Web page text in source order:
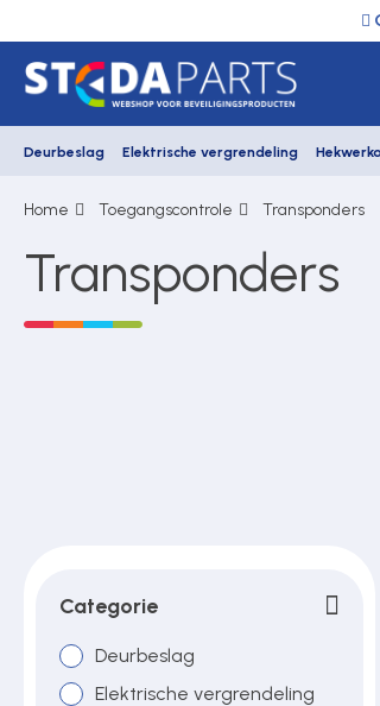
Deurbeslag Elektrische vergrendeling
Deurbeslag
Elektrische vergrendeling
Pulsgevers
Home Toegangscontrole Transponders
Transponders
Categorie
Deurbeslag
Elektrische vergrendeling